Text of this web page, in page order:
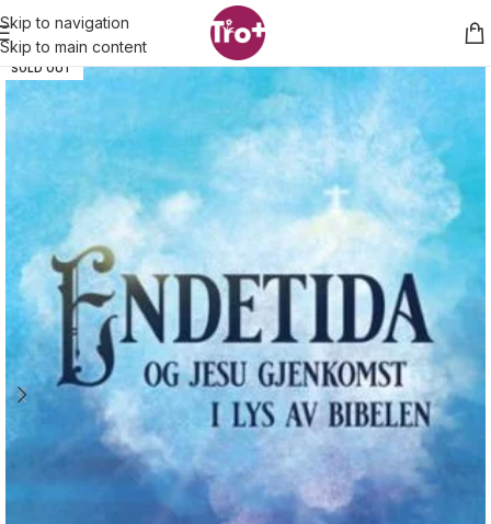
Skip to navigation
Skip to main content
SOLD OUT